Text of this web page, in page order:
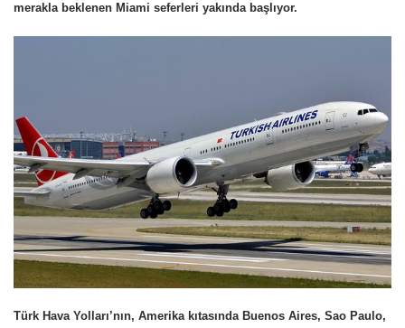
merakla beklenen Miami seferleri yakında başlıyor.
Türk Hava Yolları’nın, Amerika kıtasında Buenos Aires, Sao Paulo,